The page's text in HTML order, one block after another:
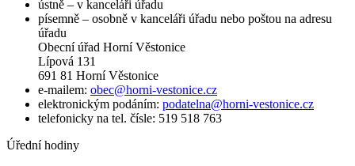
ústně – v kanceláři úřadu
písemně – osobně v kanceláři úřadu nebo poštou na adresu
úřadu
Obecní úřad Horní Věstonice
Lípová 131
691 81 Horní Věstonice
e-mailem: obec@horni-vestonice.cz
elektronickým podáním: podatelna@horni-vestonice.cz
telefonicky na tel. čísle: 519 518 763
Úřední hodiny